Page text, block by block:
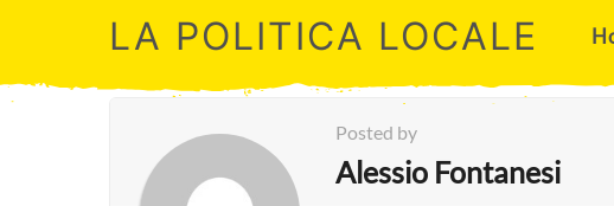
LA POLITICA LOCALE
Posted by
Alessio Fontanesi